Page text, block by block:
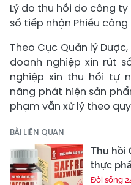
Lý do thu hồi do công
số tiếp nhận Phiếu
Theo Cục Quản lý
doanh nghiệp xin rút
nghiệp xin thu hồi tự
năng phát hiện sản
phạm vẫn xử lý theo
BÀI LIÊN QUAN
Thu hồi
thực
Đời sống